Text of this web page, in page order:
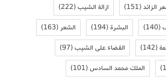
الزائد(151) ازالة الشيب(222)
(140) البشرة(194) الشعر(163)
(142) القضاء على الشيب(97)
الملك محمد السادس(101)